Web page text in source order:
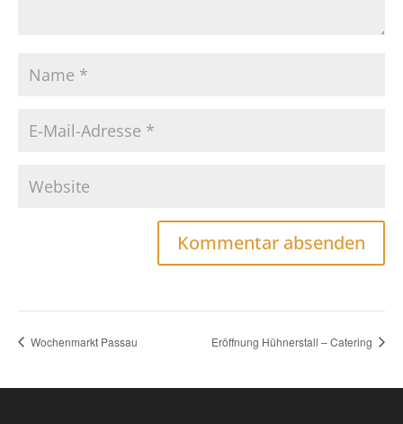
Wochenmarkt Passau Eröffnung Hühnerstall – Catering